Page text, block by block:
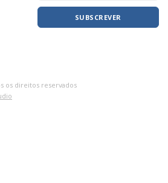
SUBSCREVER
os direitos reservados